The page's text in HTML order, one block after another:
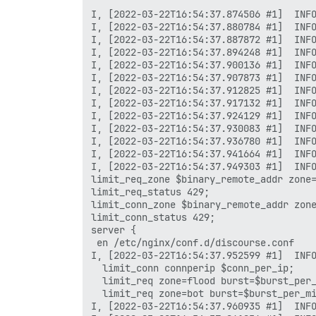
I, [2022-03-22T16:54:37.874506 #1]
I, [2022-03-22T16:54:37.880784 #1]
I, [2022-03-22T16:54:37.887872 #1]
I, [2022-03-22T16:54:37.894248 #1]
I, [2022-03-22T16:54:37.900136 #1]
I, [2022-03-22T16:54:37.907873 #1]
I, [2022-03-22T16:54:37.912825 #1]
I, [2022-03-22T16:54:37.917132 #1]
I, [2022-03-22T16:54:37.924129 #1]
I, [2022-03-22T16:54:37.930083 #1]
I, [2022-03-22T16:54:37.936780 #1]
I, [2022-03-22T16:54:37.941664 #1]
I, [2022-03-22T16:54:37.949303 #1]
limit_req_zone $binary_remote_addr
limit_req_status 429;
limit_conn_zone $binary_remote_addr
limit_conn_status 429;
server {
en /etc/nginx/conf.d/discourse.conf
I, [2022-03-22T16:54:37.952599 #1]
  limit_conn connperip $conn_per_ip;
limit_req zone=flood
limit_req zone=bot
I, [2022-03-22T16:54:37.960935 #1]